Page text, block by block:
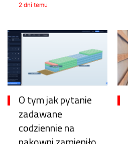
2 dni temu
O tym jak pytanie
zadawane
codziennie na